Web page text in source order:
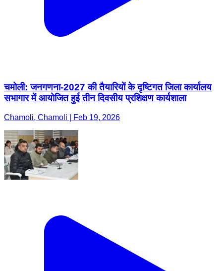
चमोली: जनगणना-2027 की तैयारियों के दृष्टिगत जिला कार्यालय
सभागार में आयोजित हुई तीन दिवसीय प्रशिक्षण कार्यशाला
Chamoli, Chamoli | Feb 19, 2026